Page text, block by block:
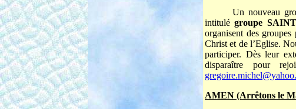
Un nouveau
intitulégroupe
organisent des
Christ et de l’Eglise.
participer. Dès leur
disparaître pour
AMEN (Arrêtons le